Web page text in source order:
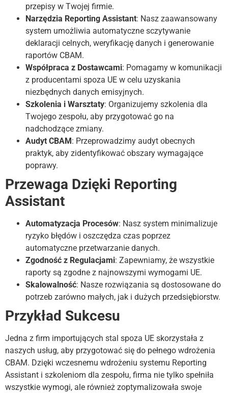
przepisy w Twojej firmie.
Narzędzia Reporting Assistant: Nasz zaawansowany
system umożliwia automatyczne sczytywanie
deklaracji celnych, weryfikację danych i generowanie
raportów CBAM.
Współpraca z Dostawcami: Pomagamy w komunikacji
z producentami spoza UE w celu uzyskania
niezbędnych danych emisyjnych.
Szkolenia i Warsztaty: Organizujemy szkolenia dla
Twojego zespołu, aby przygotować go na
nadchodzące zmiany.
Audyt CBAM : Przeprowadzimy audyt obecnych
praktyk, aby zidentyfikować obszary wymagające
poprawy.
Przewaga Dzięki Reporting
Assistant
Automatyzacja Procesów: Nasz system minimalizuje
ryzyko błędów i oszczędza czas poprzez
automatyczne przetwarzanie danych.
Zgodność z Regulacjami: Zapewniamy, że wszystkie
raporty są zgodne z najnowszymi wymogami UE.
Skalowalność: Nasze rozwiązania są dostosowane do
potrzeb zarówno małych, jak i dużych przedsiębiorstw.
Przykład Sukcesu
Jedna z firm importujących stal spoza UE skorzystała z
naszych usług, aby przygotować się do pełnego wdrożenia
CBAM. Dzięki wczesnemu wdrożeniu systemu Reporting
Assistant i szkoleniom dla zespołu, firma nie tylko spełniła
wszystkie wymogi, ale również zoptymalizowała swoje